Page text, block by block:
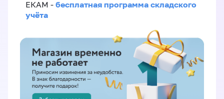
ЕКАМ - бесплатная программа складского
учёта